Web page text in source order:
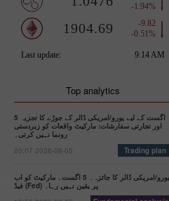
Top analytics
5 اگست کے لیے یورو/امریکی ڈالر کے جوڑے کا تجزیہ
اور تجارتی سفارشات: مارکیٹ واقعات کو زبردستی
رونما نہیں کرتی۔
20:07 2026-08-05
Trading plan
یورو/امریکی ڈالر کا جائزہ۔ 5 اگست۔ مارکیٹ کو اب
فیڈ (Fed) پر یقین نہیں رہا۔